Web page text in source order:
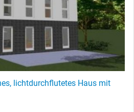
lichtdurchflutetes Haus mit